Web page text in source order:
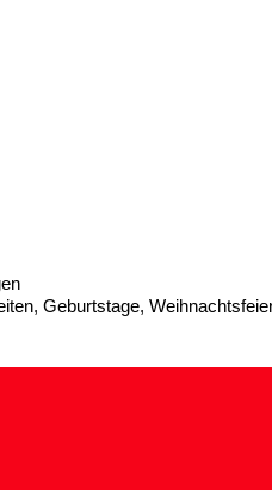
Geburtstage,